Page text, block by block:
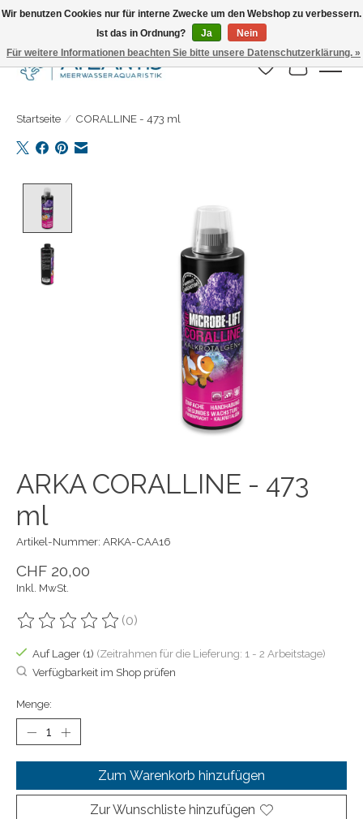
Täglicher Versand. Bestelle bis 15.00 Uhr
Wunschzettel
Ihr
Startseite / CORALLINE - 473 ml
ARKA CORALLINE - 473
ml
Artikel-Nummer: ARKA-CAA16
CHF 20,00
Inkl. MwSt.
Die Bewertung dieses Produkts ist
(0)
Auf Lager (1) (Zeitrahmen für die Lieferung: 1 - 2 Arbeitstage)
Verfügbarkeit im Shop prüfen
Menge:
Zum Warenkorb hinzufügen
Zur Wunschliste hinzufügen
Wir benutzen Cookies nur für interne Zwecke um den Webshop zu verbessern.
Ist das in Ordnung?
Ja
Nein
Für weitere Informationen beachten Sie bitte unsere Datenschutzerklärung. »